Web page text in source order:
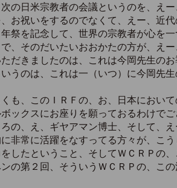
の日米宗教者の会議というのを、え
お祝いをするのでなくて、えー、近
祭を記念して、世界の宗教者が心を
そのだいたいおおかたの方が、え
だきましたのは、これは今岡先生の
うのは、これは一（いつ）に今岡先
、このＩＲＦの、お、日本において
ックスにお座りを願っておるわけで
、え、ギヤアマン博士、そして、
常に活躍をなすってる方々が、こ
したということ、そしてＷＣＲＰの
の第２回、そういうＷＣＲＰの、こ